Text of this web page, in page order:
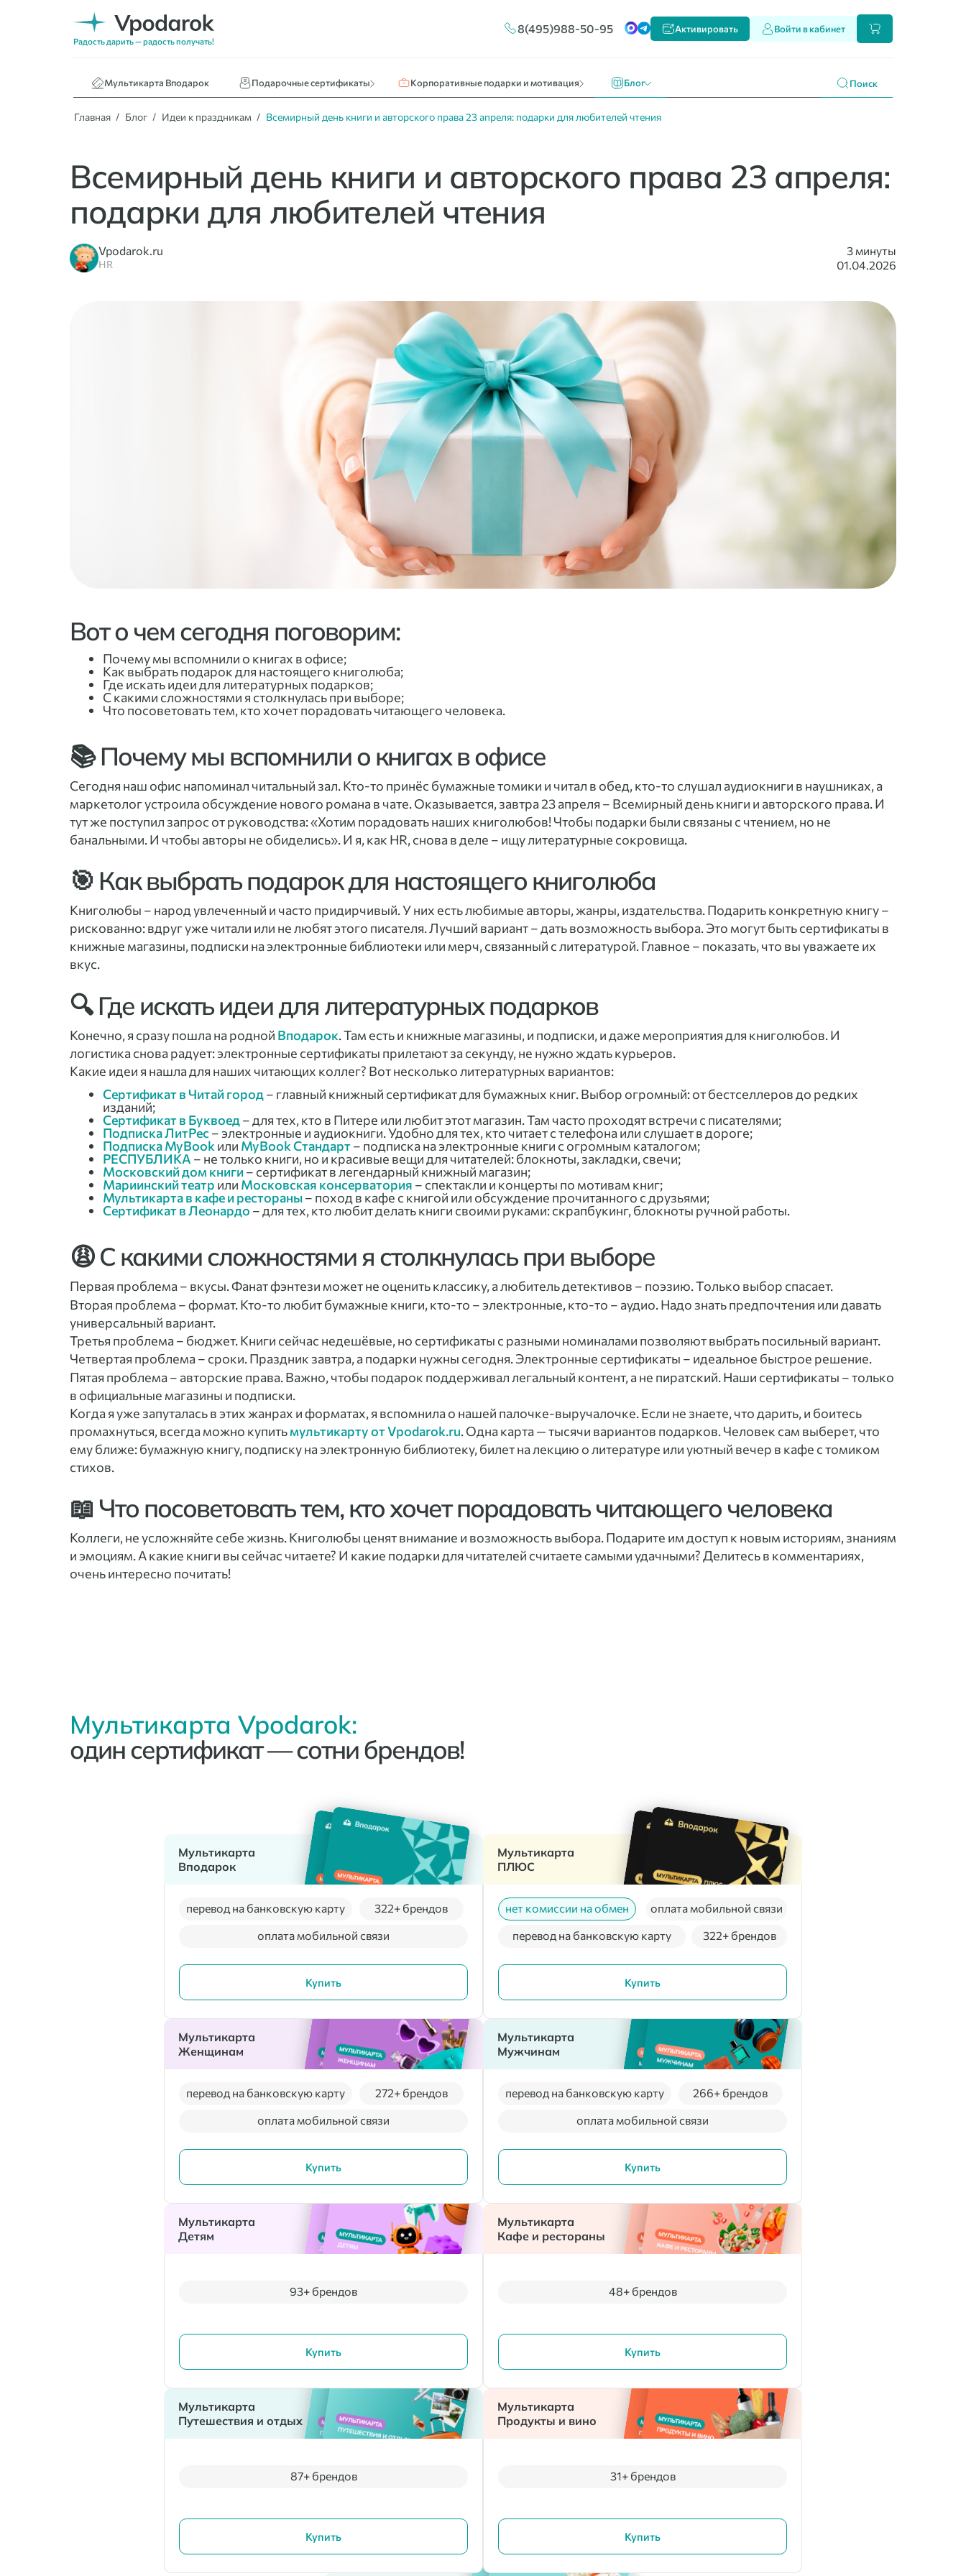
Радость дарить — радость получать!
8(495)988-50-95 Активировать Войти в кабинет
Мультикарта Вподарок Подарочные сертификаты
Кино, театр, развлечения
Книги
Корпоративные подарки и мотивация
Массовые выплаты
Блог
О нас и наших продуктах
Идеи к праздникам
Поиск
Главная Блог Идеи к праздникам Всемирный день книги и авторского права 23 апреля: подарки для любителей чтения
Всемирный день книги и авторского права 23 апреля:
подарки для любителей чтения
Vpodarok.ru
HR
3 минуты
01.04.2026
Вот о чем сегодня поговорим:
Почему мы вспомнили о книгах в офисе;
Как выбрать подарок для настоящего книголюба;
Где искать идеи для литературных подарков;
С какими сложностями я столкнулась при выборе;
Что посоветовать тем, кто хочет порадовать читающего человека.
📚 Почему мы вспомнили о книгах в офисе
Сегодня наш офис напоминал читальный зал. Кто-то принёс бумажные томики и читал в обед, кто-то слушал аудиокниги в наушниках, а
маркетолог устроила обсуждение нового романа в чате. Оказывается, завтра 23 апреля – Всемирный день книги и авторского права. И
тут же поступил запрос от руководства: «Хотим порадовать наших книголюбов! Чтобы подарки были связаны с чтением, но не
банальными. И чтобы авторы не обиделись». И я, как HR, снова в деле – ищу литературные сокровища.
🎯 Как выбрать подарок для настоящего книголюба
Книголюбы – народ увлеченный и часто придирчивый. У них есть любимые авторы, жанры, издательства. Подарить конкретную книгу –
рискованно: вдруг уже читали или не любят этого писателя. Лучший вариант – дать возможность выбора. Это могут быть сертификаты в
книжные магазины, подписки на электронные библиотеки или мерч, связанный с литературой. Главное – показать, что вы уважаете их
вкус.
🔍 Где искать идеи для литературных подарков
Конечно, я сразу пошла на родной Вподарок. Там есть и книжные магазины, и подписки, и даже мероприятия для книголюбов. И
логистика снова радует: электронные сертификаты прилетают за секунду, не нужно ждать курьеров.
Какие идеи я нашла для наших читающих коллег? Вот несколько литературных вариантов:
Сертификат в Читай город– главный книжный сертификат для бумажных книг. Выбор огромный: от бестселлеров до редких
изданий;
Сертификат в Буквоед– для тех, кто в Питере или любит этот магазин. Там часто проходят встречи с писателями;
Подписка ЛитРес – электронные и аудиокниги. Удобно для тех, кто читает с телефона или слушает в дороге;
Подписка MyBook или MyBook Стандарт– подписка на электронные книги с огромным каталогом;
РЕСПУБЛИКА – не только книги, но и красивые вещи для читателей: блокноты, закладки, свечи;
Московский дом книги– сертификат в легендарный книжный магазин;
Мариинский театр или Московская консерватория – спектакли и концерты по мотивам книг;
Мультикарта в кафе и рестораны– поход в кафе с книгой или обсуждение прочитанного с друзьями;
Сертификат в Леонардо – для тех, кто любит делать книги своими руками: скрапбукинг, блокноты ручной работы.
😩 С какими сложностями я столкнулась при выборе
Первая проблема – вкусы. Фанат фэнтези может не оценить классику, а любитель детективов – поэзию. Только выбор спасает.
Вторая проблема – формат. Кто-то любит бумажные книги, кто-то – электронные, кто-то – аудио. Надо знать предпочтения или давать
универсальный вариант.
Третья проблема – бюджет. Книги сейчас недешёвые, но сертификаты с разными номиналами позволяют выбрать посильный вариант.
Четвертая проблема – сроки. Праздник завтра, а подарки нужны сегодня. Электронные сертификаты – идеальное быстрое решение.
Пятая проблема – авторские права. Важно, чтобы подарок поддерживал легальный контент, а не пиратский. Наши сертификаты – только
в официальные магазины и подписки.
Когда я уже запуталась в этих жанрах и форматах, я вспомнила о нашей палочке-выручалочке. Если не знаете, что дарить, и боитесь
промахнуться, всегда можно купитьмультикарту от Vpodarok.ru. Одна карта — тысячи вариантов подарков. Человек сам выберет, что
ему ближе: бумажную книгу, подписку на электронную библиотеку, билет на лекцию о литературе или уютный вечер в кафе с томиком
стихов.
📖 Что посоветовать тем, кто хочет порадовать читающего человека
Коллеги, не усложняйте себе жизнь. Книголюбы ценят внимание и возможность выбора. Подарите им доступ к новым историям, знаниям
и эмоциям. А какие книги вы сейчас читаете? И какие подарки для читателей считаете самыми удачными? Делитесь в комментариях,
очень интересно почитать!
Мультикарта Vpodarok:
один сертификат — сотни брендов!
Мультикарта
Вподарок
оплата мобильной связи
перевод на банковскую карту 322+ брендов
Купить
Мультикарта
ПЛЮС
нет комиссии на обмен
оплата мобильной связи
перевод на банковскую карту
322+ брендов
Купить
Мультикарта
Женщинам
оплата мобильной связи
перевод на банковскую карту 272+ брендов
Купить
Мультикарта
Мужчинам
оплата мобильной связи
перевод на банковскую карту 266+ брендов
Купить
Мультикарта
Детям
93+ брендов
Купить
Мультикарта
Кафе и рестораны
48+ брендов
Купить
Мультикарта
Путешествия и отдых
87+ брендов
Купить
Мультикарта
Продукты и вино
31+ брендов
Купить